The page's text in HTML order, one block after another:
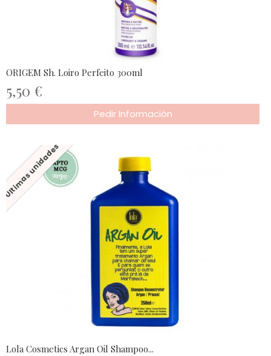
ORIGEM Sh. Loiro Perfeito 300ml
5,50 €
Pedir Información
Últimas unidades
Lola Cosmetics Argan Oil Shampoo...